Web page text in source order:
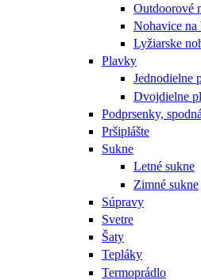
Outdoorové
Nohavice na
Lyžiarske
Plavky
Jednodielne
Dvojdielne
Podprsenky,
Pršiplášte
Sukne
Letné sukne
Zimné sukne
Súpravy
Svetre
Šaty
Tepláky
Termoprádlo